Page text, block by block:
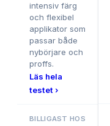
intensiv färg
och flexibel
applikator som
passar både
nybörjare och
proffs.
Läs hela
testet ›
BILLIGAST HOS